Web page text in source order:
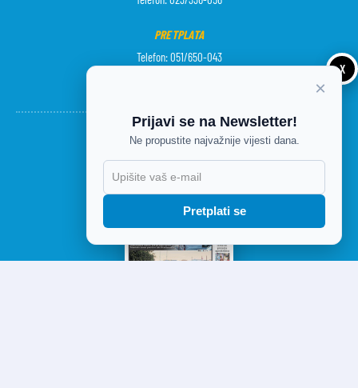
PRETPLATA
Telefon: 051/650-043
X
×
Prijavi se na Newsletter!
Ne propustite najvažnije vijesti dana.
Pretplati se